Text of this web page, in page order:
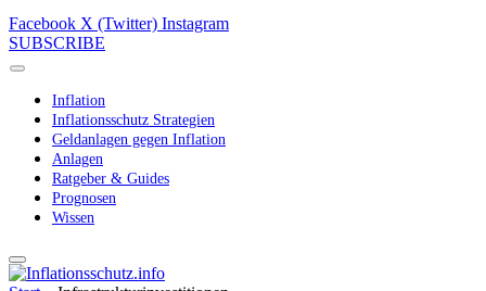
Facebook X (Twitter) Instagram
SUBSCRIBE
Inflation
Inflationsschutz Strategien
Geldanlagen gegen Inflation
Anlagen
Ratgeber & Guides
Prognosen
Wissen